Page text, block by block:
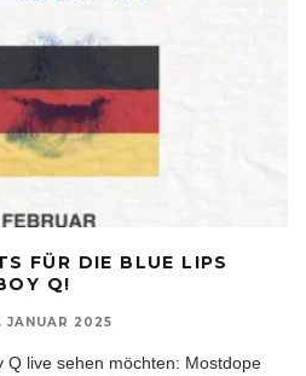
FÜR DIE BLUE LIPS
Q!
JANUAR 2025
Q live sehen möchten: Mostdope